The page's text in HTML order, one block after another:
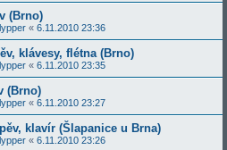
(Brno)
« 6.11.2010 23:36
klávesy, flétna (Brno)
« 6.11.2010 23:35
(Brno)
« 6.11.2010 23:27
klavír (Šlapanice u Brna)
« 6.11.2010 23:26